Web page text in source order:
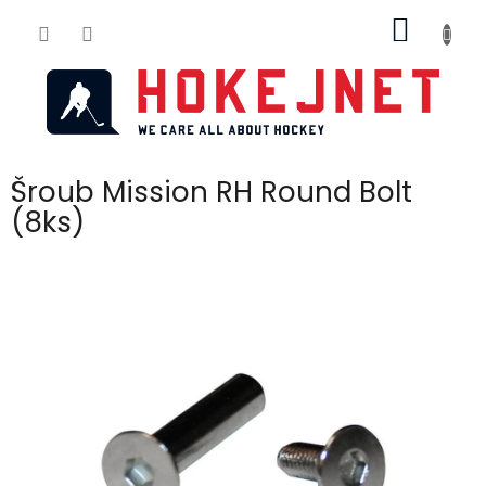
KOŠÍK
Šroub Mission RH Round Bolt
(8ks)